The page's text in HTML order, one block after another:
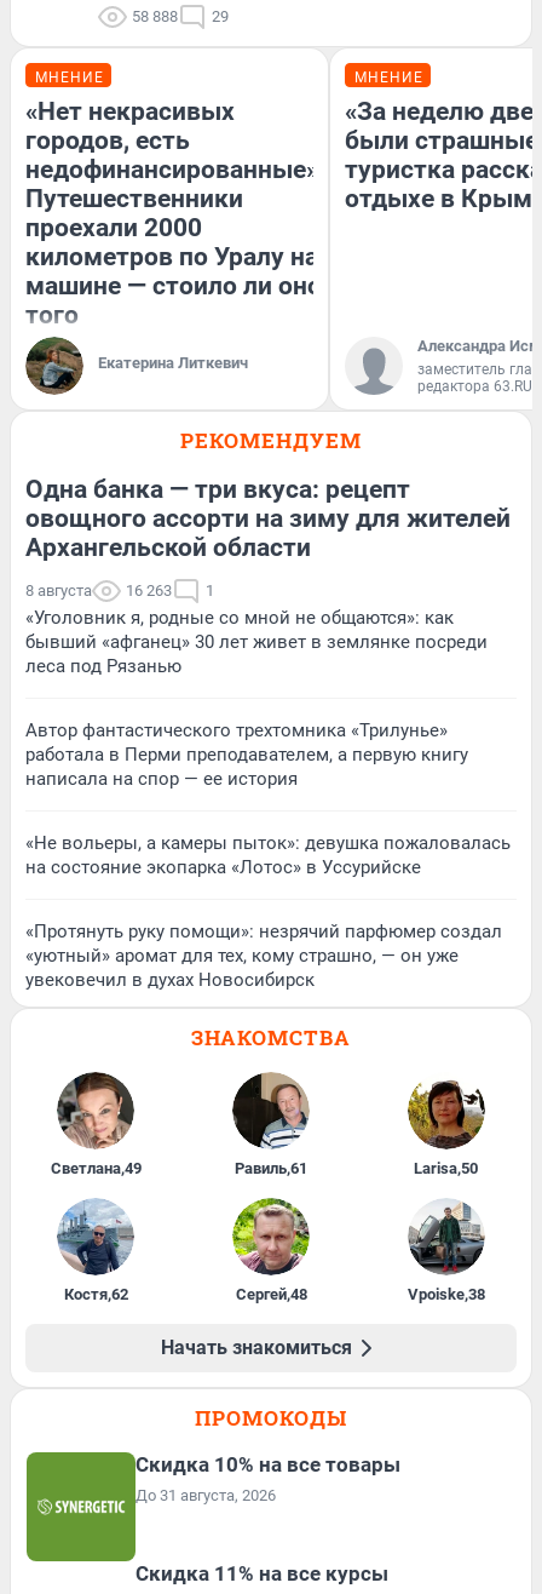
58 888 29
МНЕНИЕ
«Нет некрасивых
городов, есть
недофинансированные».
Путешественники
проехали 2000
километров по Уралу на
машине — стоило ли оно
того
Екатерина Литкевич
МНЕНИЕ
«За неделю две
были
туристка
отдыхе в
Александра
заместитель
редактора 63.RU
РЕКОМЕНДУЕМ
Одна банка — три вкуса: рецепт
овощного ассорти на зиму для жителей
Архангельской области
8 августа 16 263 1
«Уголовник я, родные со мной не общаются»: как
бывший «афганец» 30 лет живет в землянке посреди
леса под Рязанью
Автор фантастического трехтомника «Трилунье»
работала в Перми преподавателем, а первую книгу
написала на спор — ее история
«Не вольеры, а камеры пыток»: девушка пожаловалась
на состояние экопарка «Лотос» в Уссурийске
«Протянуть руку помощи»: незрячий парфюмер создал
«уютный» аромат для тех, кому страшно, — он уже
увековечил в духах Новосибирск
ЗНАКОМСТВА
Светлана,49 Равиль,61 Larisa,50
Костя,62 Сергей,48 Vpoiske,38
Начать знакомиться
ПРОМОКОДЫ
Скидка 10% на все товары
До 31 августа, 2026
Скидка 11% на все курсы